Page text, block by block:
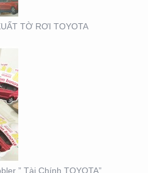
TỜ RƠI TOYOTA
” Tài Chính TOYOTA”